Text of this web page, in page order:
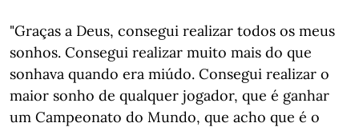
"Graças a Deus, consegui realizar todos os meus
sonhos. Consegui realizar muito mais do que
sonhava quando era miúdo. Consegui realizar o
maior sonho de qualquer jogador, que é ganhar
um Campeonato do Mundo, que acho que é o